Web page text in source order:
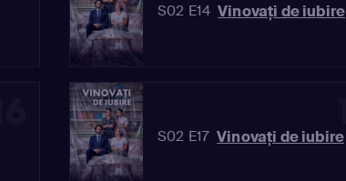
S02 E14 Vinovaţi de iubire
S02 E17 Vinovaţi de iubire